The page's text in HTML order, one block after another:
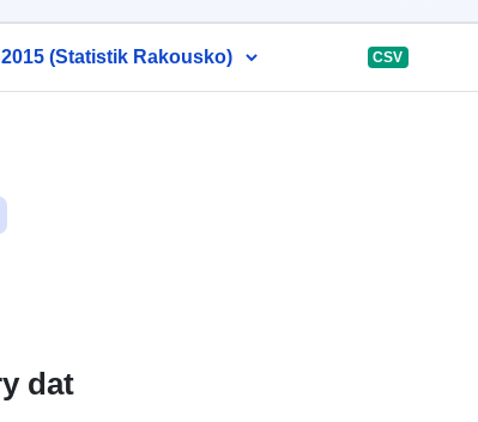
(Statistik Rakousko) CSV
dat